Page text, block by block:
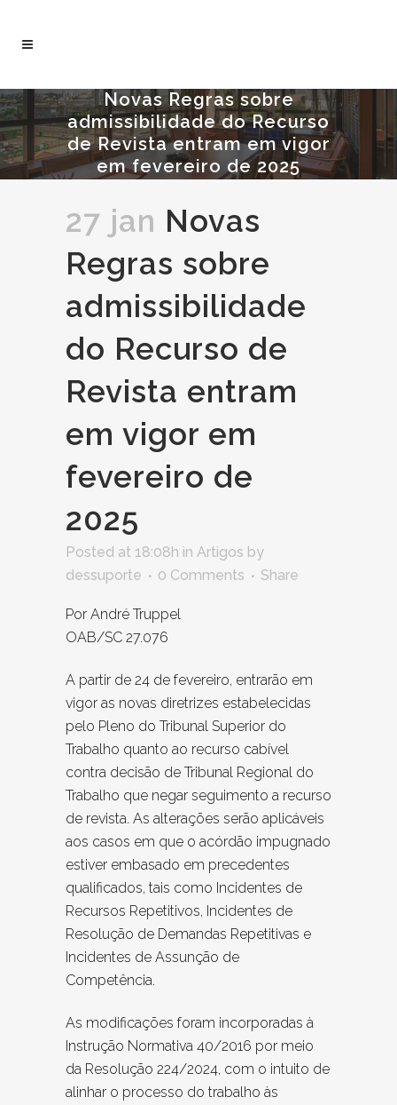
Novas Regras sobre
admissibilidade do Recurso
de Revista entram em vigor
em fevereiro de 2025
27 jan Novas
Regras sobre
admissibilidade
do Recurso de
Revista entram
em vigor em
fevereiro de
2025
Posted at 18:08h in Artigos by
dessuporte
0 Comments Share
Por André Truppel
OAB/SC 27.076
A partir de 24 de fevereiro, entrarão em
vigor as novas diretrizes estabelecidas
pelo Pleno do Tribunal Superior do
Trabalho quanto ao recurso cabível
contra decisão de Tribunal Regional do
Trabalho que negar seguimento a recurso
de revista. As alterações serão aplicáveis
aos casos em que o acórdão impugnado
estiver embasado em precedentes
qualificados, tais como Incidentes de
Recursos Repetitivos, Incidentes de
Resolução de Demandas Repetitivas e
Incidentes de Assunção de
Competência.
As modificações foram incorporadas à
Instrução Normativa 40/2016 por meio
da Resolução 224/2024, com o intuito de
alinhar o processo do trabalho às